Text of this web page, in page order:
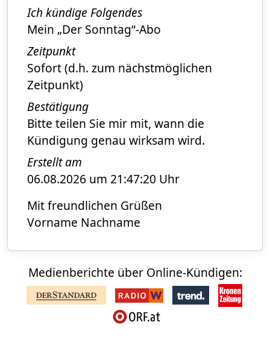
Ich kündige Folgendes
Mein „Der Sonntag“-Abo
Zeitpunkt
Sofort (d.h. zum nächstmöglichen
Zeitpunkt)
Bestätigung
Bitte teilen Sie mir mit, wann die
Kündigung genau wirksam wird.
Erstellt am
06.08.2026 um 21:47:20 Uhr
Mit freundlichen Grüßen
Vorname Nachname
Medienberichte über Online-Kündigen: